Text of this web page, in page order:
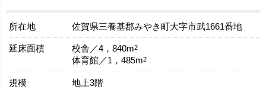
所在地 佐賀県三養基郡みやき町大字市武1661番地
延床面積 校舎／4，840m2
体育館／1，485m2
規模 地上3階